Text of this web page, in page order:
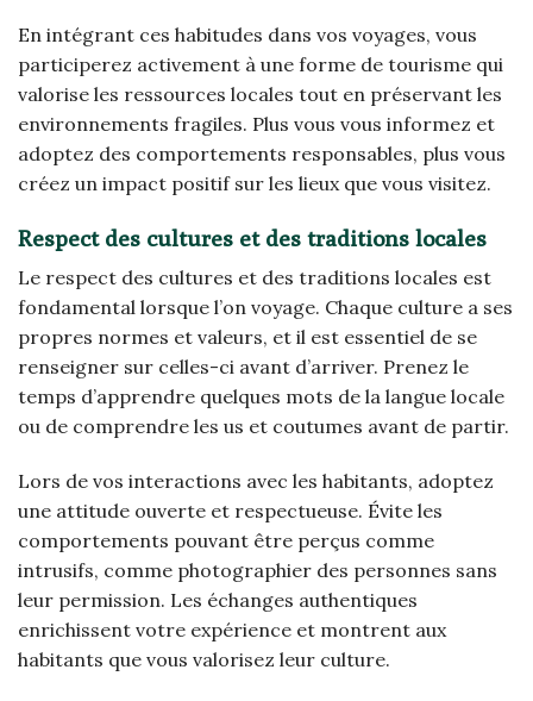
En intégrant ces habitudes dans vos voyages, vous
participerez activement à une forme de tourisme qui
valorise les ressources locales tout en préservant les
environnements fragiles. Plus vous vous informez et
adoptez des comportements responsables, plus vous
créez un impact positif sur les lieux que vous visitez.
Respect des cultures et des traditions locales
Le respect des cultures et des traditions locales est
fondamental lorsque l’on voyage. Chaque culture a ses
propres normes et valeurs, et il est essentiel de se
renseigner sur celles-ci avant d’arriver. Prenez le
temps d’apprendre quelques mots de la langue locale
ou de comprendre les us et coutumes avant de partir.
Lors de vos interactions avec les habitants, adoptez
une attitude ouverte et respectueuse. Évite les
comportements pouvant être perçus comme
intrusifs, comme photographier des personnes sans
leur permission. Les échanges authentiques
enrichissent votre expérience et montrent aux
habitants que vous valorisez leur culture.